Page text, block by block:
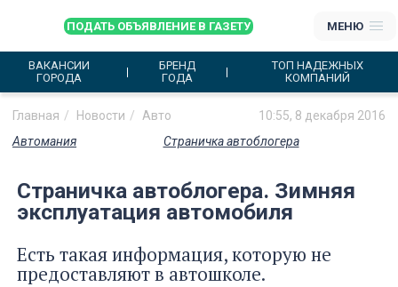
ПОДАТЬ ОБЪЯВЛЕНИЕ В ГАЗЕТУ МЕНЮ
ВАКАНСИИ
ГОРОДА
БРЕНД
ГОДА
ТОП НАДЕЖНЫХ
КОМПАНИЙ
Главная Новости Авто
10:55, 8 декабря 2016
Автомания
Страничка автоблогера
Страничка автоблогера. Зимняя
эксплуатация автомобиля
Есть такая информация, которую не
предоставляют в автошколе.